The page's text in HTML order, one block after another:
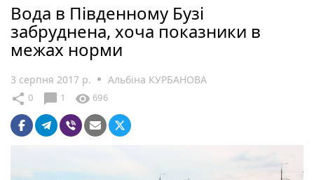
Вода в Південному Бузі
забруднена, хоча показники в
межах норми
3 серпня 2017 р. Альбіна КУРБАНОВА
share 0 chat_bubble 1 visibility 696